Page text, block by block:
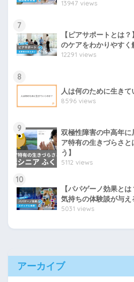
13947 views
7
【ピアサポートとは
のケアをわかりやすく
12291 views
8
人は何のために生きて
8596 views
9
双極性障害の中高年
ア特有の生きづらさ
う】
5112 views
10
【パパゲーノ効果と
気持ちの体験談が与え
5031 views
アーカイブ